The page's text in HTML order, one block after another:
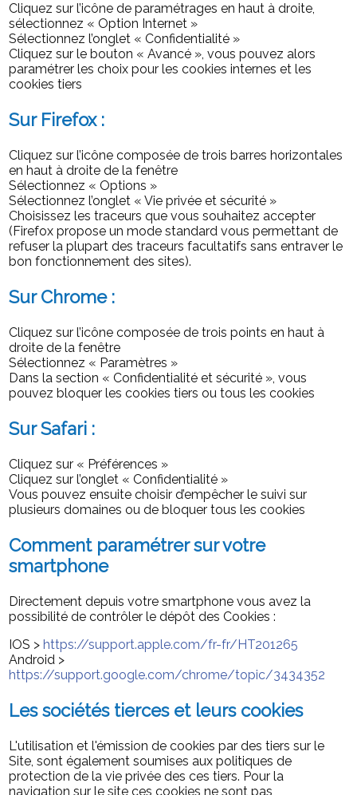
Cliquez sur l’icône de paramétrages en haut à droite,
sélectionnez « Option Internet »
Sélectionnez l’onglet « Confidentialité »
Cliquez sur le bouton « Avancé », vous pouvez alors
paramétrer les choix pour les cookies internes et les
cookies tiers
Sur Firefox :
Cliquez sur l’icône composée de trois barres horizontales
en haut à droite de la fenêtre
Sélectionnez « Options »
Sélectionnez l’onglet « Vie privée et sécurité »
Choisissez les traceurs que vous souhaitez accepter
(Firefox propose un mode standard vous permettant de
refuser la plupart des traceurs facultatifs sans entraver le
bon fonctionnement des sites).
Sur Chrome :
Cliquez sur l’icône composée de trois points en haut à
droite de la fenêtre
Sélectionnez « Paramètres »
Dans la section « Confidentialité et sécurité », vous
pouvez bloquer les cookies tiers ou tous les cookies
Sur Safari :
Cliquez sur « Préférences »
Cliquez sur l’onglet « Confidentialité »
Vous pouvez ensuite choisir d’empêcher le suivi sur
plusieurs domaines ou de bloquer tous les cookies
Comment paramétrer sur votre
smartphone
Directement depuis votre smartphone vous avez la
possibilité de contrôler le dépôt des Cookies :
IOS > https://support.apple.com/fr-fr/HT201265
Android >
https://support.google.com/chrome/topic/3434352
Les sociétés tierces et leurs cookies
L'utilisation et l'émission de cookies par des tiers sur le
Site, sont également soumises aux politiques de
protection de la vie privée des ces tiers. Pour la
navigation sur le site ces cookies ne sont pas